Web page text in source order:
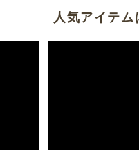
人気アイテム